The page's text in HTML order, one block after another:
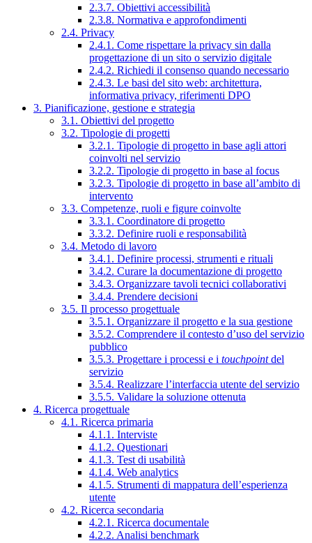
2.3.7. Obiettivi accessibilità
2.3.8. Normativa e approfondimenti
2.4. Privacy
2.4.1. Come rispettare la privacy sin dalla
progettazione di un sito o servizio digitale
2.4.2. Richiedi il consenso quando necessario
2.4.3. Le basi del sito web: architettura,
informativa privacy, riferimenti DPO
3. Pianificazione, gestione e strategia
3.1. Obiettivi del progetto
3.2. Tipologie di progetti
3.2.1. Tipologie di progetto in base agli attori
coinvolti nel servizio
3.2.2. Tipologie di progetto in base al focus
3.2.3. Tipologie di progetto in base all’ambito di
intervento
3.3. Competenze, ruoli e figure coinvolte
3.3.1. Coordinatore di progetto
3.3.2. Definire ruoli e responsabilità
3.4. Metodo di lavoro
3.4.1. Definire processi, strumenti e rituali
3.4.2. Curare la documentazione di progetto
3.4.3. Organizzare tavoli tecnici collaborativi
3.4.4. Prendere decisioni
3.5. Il processo progettuale
3.5.1. Organizzare il progetto e la sua gestione
3.5.2. Comprendere il contesto d’uso del servizio
pubblico
3.5.3. Progettare i processi e i touchpointdel
servizio
3.5.4. Realizzare l’interfaccia utente del servizio
3.5.5. Validare la soluzione ottenuta
4. Ricerca progettuale
4.1. Ricerca primaria
4.1.1. Interviste
4.1.2. Questionari
4.1.3. Test di usabilità
4.1.4. Web analytics
4.1.5. Strumenti di mappatura dell’esperienza
utente
4.2. Ricerca secondaria
4.2.1. Ricerca documentale
4.2.2. Analisi benchmark